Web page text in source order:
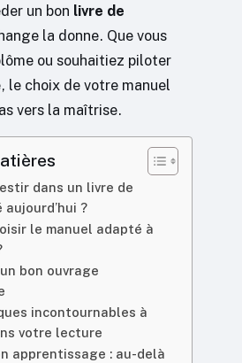
un bon livre de
la donne. Que vous
ou souhaitiez piloter
le choix de votre manuel
vers la maîtrise.
dans un livre de
?
le manuel adapté à
bon ouvrage
incontournables à
votre lecture
apprentissage : au-delà